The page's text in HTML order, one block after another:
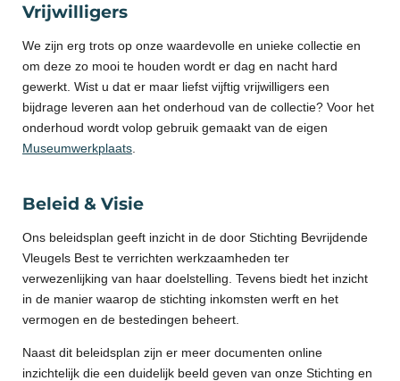
Vrijwilligers
We zijn erg trots op onze waardevolle en unieke collectie en
om deze zo mooi te houden wordt er dag en nacht hard
gewerkt. Wist u dat er maar liefst vijftig vrijwilligers een
bijdrage leveren aan het onderhoud van de collectie? Voor het
onderhoud wordt volop gebruik gemaakt van de eigen
Museumwerkplaats
Beleid & Visie
Ons beleidsplan geeft inzicht in de door Stichting Bevrijdende
Vleugels Best te verrichten werkzaamheden ter
verwezenlijking van haar doelstelling. Tevens biedt het inzicht
in de manier waarop de stichting inkomsten werft en het
vermogen en de bestedingen beheert.
Naast dit beleidsplan zijn er meer documenten online
inzichtelijk die een duidelijk beeld geven van onze Stichting en